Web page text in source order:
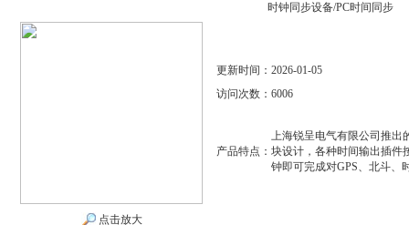
时钟同步设备/PC时间同步
点击放大
更新时间： 2026-01-05
访问次数： 6006
产品特点：
上海锐呈电气有限公司推出
块设计，各种时间输出插件
钟即可完成对GPS、北斗、